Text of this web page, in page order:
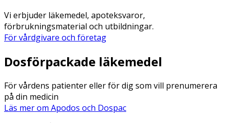
Vi erbjuder läkemedel, apoteksvaror,
förbrukningsmaterial och utbildningar.
För vårdgivare och företag
Dosförpackade läkemedel
För vårdens patienter eller för dig som vill prenumerera
på din medicin
Läs mer om Apodos och Dospac